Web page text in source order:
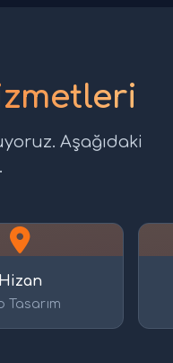
Aşağıdaki
Hizan
Tasarım